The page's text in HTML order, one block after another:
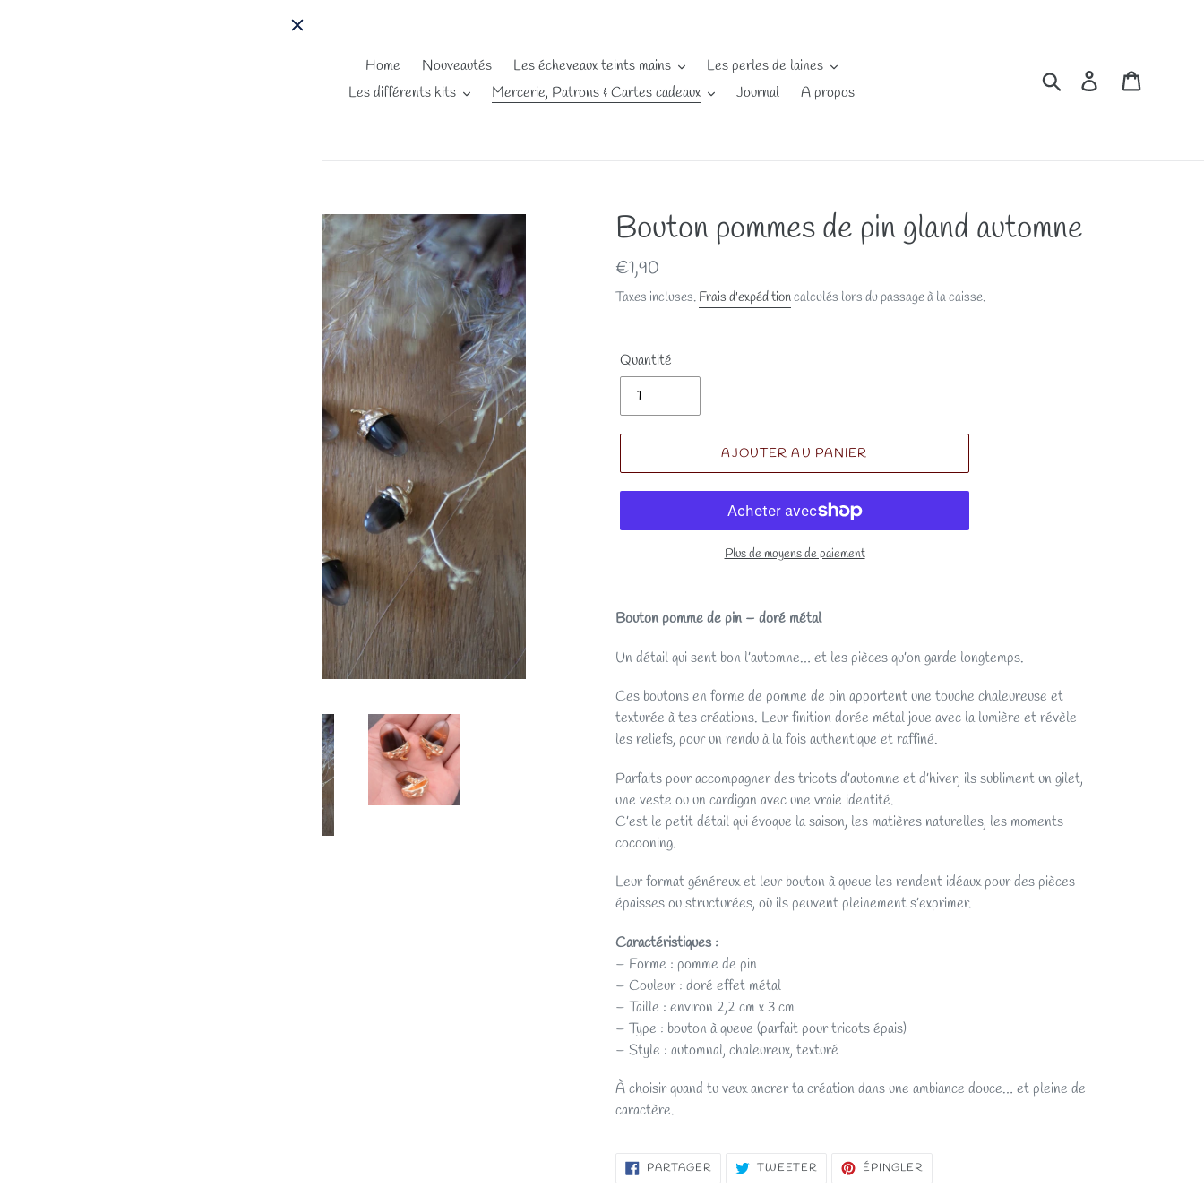
Home Nouveautés Les écheveaux teints mains
Les perles de laines
Les différents kits
Mercerie, Patrons & Cartes cadeaux Journal A propos
RechercherSe connecter
Bouton pommes de pin gland automne
Prix
normal
€1,90
Taxes incluses. Frais d'expéditioncalculés lors du passage à la caisse.
Quantité
AJOUTER AU PANIER
Plus de moyens de paiement
Bouton pomme de pin – doré métal
Un détail qui sent bon l’automne… et les pièces qu’on garde longtemps.
Ces boutons en forme de pomme de pin apportent une touche chaleureuse et
texturée à tes créations. Leur finition dorée métal joue avec la lumière et révèle
les reliefs, pour un rendu à la fois authentique et raffiné.
Parfaits pour accompagner des tricots d’automne et d’hiver, ils subliment un gilet,
une veste ou un cardigan avec une vraie identité.
C’est le petit détail qui évoque la saison, les matières naturelles, les moments
cocooning.
Leur format généreux et leur bouton à queue les rendent idéaux pour des pièces
épaisses ou structurées, où ils peuvent pleinement s’exprimer.
Caractéristiques :
– Forme : pomme de pin
– Couleur : doré effet métal
– Taille : environ 2,2 cm x 3 cm
– Type : bouton à queue (parfait pour tricots épais)
– Style : automnal, chaleureux, texturé
À choisir quand tu veux ancrer ta création dans une ambiance douce… et pleine de
caractère.
PARTAGERPARTAGER
SUR
TWEETER TWEETERÉPINGLER